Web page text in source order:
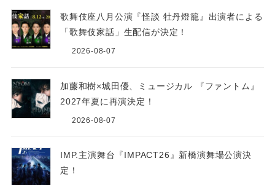
歌舞伎座八月公演『怪談 牡丹燈籠』出演者による
「歌舞伎家話」生配信が決定！
2026-08-07
加藤和樹×城田優、ミュージカル 『ファントム』
2027年夏に再演決定！
2026-08-07
IMP.主演舞台『IMPACT26』新橋演舞場公演決
定！